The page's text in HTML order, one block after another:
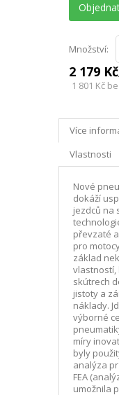
Množství:
2 179 Kč
1 801 Kč
Více
Vlastnosti
Nové
dokáží
jezdců na
převzaté
pro
základ
vlastností,
skútrech
jistoty a
náklady.
výborné
míry
byly
analýza
FEA
umožnila